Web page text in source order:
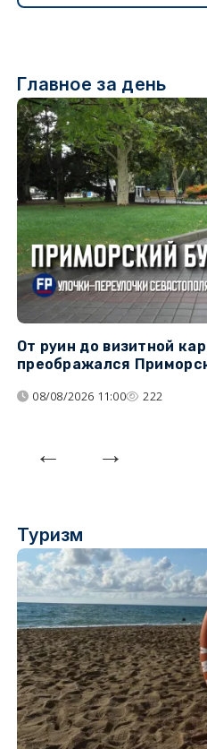
Главное за день
От руин до визитной
преображался
08/08/2026 11:00 222
Туризм